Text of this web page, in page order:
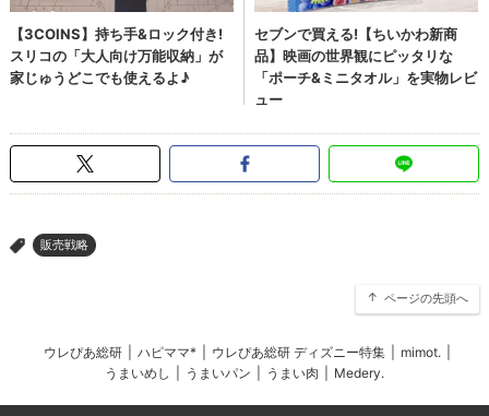
> 販売戦略
ページの先頭へ
ウレぴあ総研 ハピママ* ウレぴあ総研 ディズニー特集 mimot.
うまいめし
うまいパン うまい肉 Medery.